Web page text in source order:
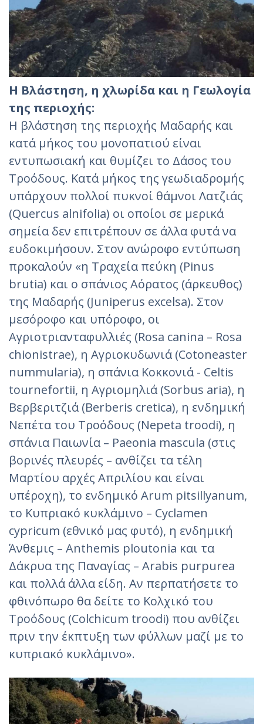
Η Βλάστηση, η χλωρίδα και η Γεωλογία
της περιοχής:
Η βλάστηση της περιοχής Μαδαρής και
κατά μήκος του μονοπατιού είναι
εντυπωσιακή και θυμίζει το Δάσος του
Τροόδους. Κατά μήκος της γεωδιαδρομής
υπάρχουν πολλοί πυκνοί θάμνοι Λατζιάς
(Quercus alnifolia) οι οποίοι σε μερικά
σημεία δεν επιτρέπουν σε άλλα φυτά να
ευδοκιμήσουν. Στον ανώροφο εντύπωση
προκαλούν «η Τραχεία πεύκη (Pinus
brutia) και ο σπάνιος Αόρατος (άρκευθος)
της Μαδαρής (Juniperus excelsa). Στον
μεσόροφο και υπόροφο, οι
Αγριοτριανταφυλλιές (Rosa canina – Rosa
chionistrae), η Αγριοκυδωνιά (Cotoneaster
nummularia), η σπάνια Κοκκονιά - Celtis
tournefortii, η Αγριομηλιά (Sorbus aria), η
Βερβεριτζιά (Berberis cretica), η ενδημική
Νεπέτα του Τροόδους (Nepeta troodi), η
σπάνια Παιωνία – Paeonia mascula (στις
βορινές πλευρές – ανθίζει τα τέλη
Μαρτίου αρχές Απριλίου και είναι
υπέροχη), το ενδημικό Arum pitsillyanum,
το Κυπριακό κυκλάμινο – Cyclamen
cypricum (εθνικό μας φυτό), η ενδημική
Άνθεμις – Anthemis ploutonia και τα
Δάκρυα της Παναγίας – Arabis purpurea
και πολλά άλλα είδη. Αν περπατήσετε το
φθινόπωρο θα δείτε το Κολχικό του
Τροόδους (Colchicum troodi) που ανθίζει
πριν την έκπτυξη των φύλλων μαζί με το
κυπριακό κυκλάμινο».